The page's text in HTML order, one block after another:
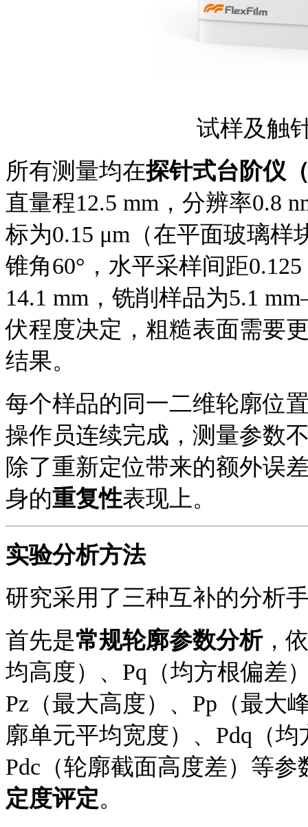
试样及触
所有测量均在探针式台阶仪
直量程12.5 mm，分辨率0.8
标为0.15 μm（在平面玻璃样
锥角60°，水平采样间距
14.1 mm，铣削样品为5.1
伏程度决定，粗糙表面需要
结果。
每个样品的同一二维轮廓位
操作员连续完成，测量参数
除了重新定位带来的额外误
身的重复性表现上。
实验分析方法
研究采用了三种互补的分析
首先是常规轮廓参数分析，
均高度）、Pq（均方根偏差
Pz（最大高度）、Pp（最大
廓单元平均宽度）、Pdq（
Pdc（轮廓截面高度差）等
定度评定。